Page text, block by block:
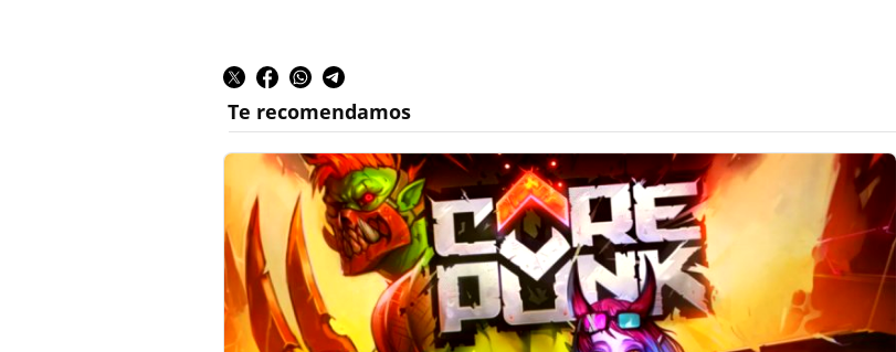
Te recomendamos